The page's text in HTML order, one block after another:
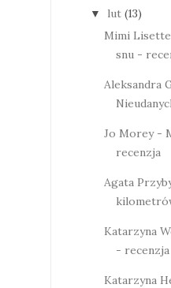
▼ lut (13)
Mimi Lisette
snu -
Aleksandra
Jo Morey -
recenzja
Agata
Katarzyna
- recenzja
Katarzyna